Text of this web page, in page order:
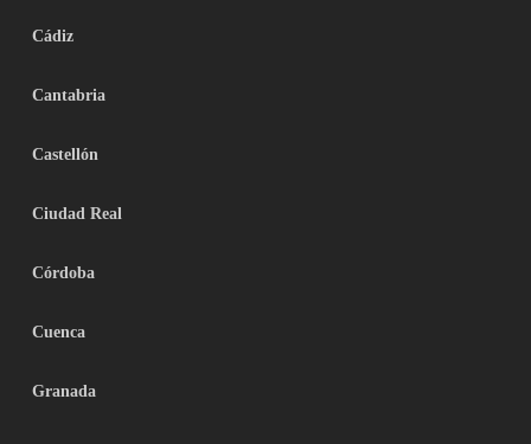
Cádiz
Cantabria
Castellón
Ciudad Real
Córdoba
Cuenca
Granada